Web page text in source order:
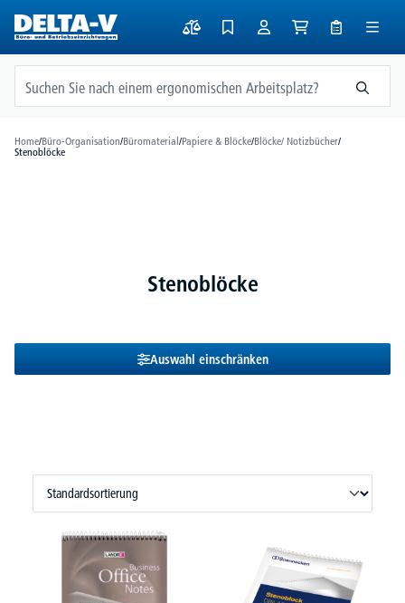
springen
Home/Büro-Organisation/Büromaterial/Papiere & Blöcke/Blöcke/ Notizbücher/
Stenoblöcke
Stenoblöcke
Auswahl einschränken